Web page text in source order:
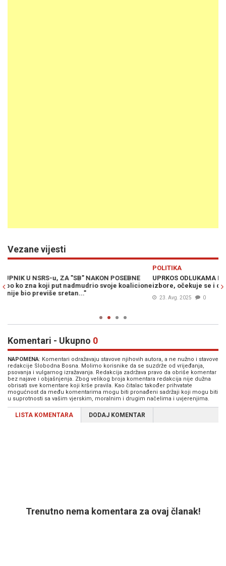
Vezane vijesti
UPRKOS ODLUKAMA NSRS: Opozicija se sprema za prijevremene
izbore, očekuje se i da će SNSD imati svog kandidata
23. Avg. 2025
Komentari - Ukupno 0
NAPOMENA: Komentari odražavaju stavove njihovih autora, a ne nužno i stavove
redakcije Slobodna Bosna. Molimo korisnike da se suzdrže od vrijeđanja,
psovanja i vulgarnog izražavanja. Redakcija zadržava pravo da obriše komentar
bez najave i objašnjenja. Zbog velikog broja komentara redakcija nije dužna
obrisati sve komentare koji krše pravila. Kao čitalac također prihvatate
mogućnost da među komentarima mogu biti pronađeni sadržaji koji mogu biti
u suprotnosti sa vašim vjerskim, moralnim i drugim načelima i uvjerenjima.
LISTA KOMENTARA DODAJ KOMENTAR
Trenutno nema komentara za ovaj članak!